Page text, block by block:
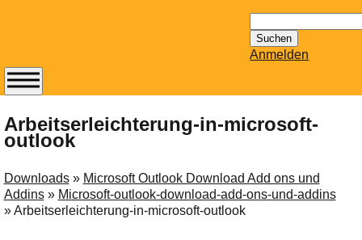
nach:
Anmelden
Arbeitserleichterung-in-microsoft-
outlook
Downloads» Microsoft Outlook Download Add ons und
Addins» Microsoft-outlook-download-add-ons-und-addins
» Arbeitserleichterung-in-microsoft-outlook
Abonnieren Sie den
14-tägig
erscheinenden
Mailhilfe.de
kostenlos.
Der ständig aktuelle